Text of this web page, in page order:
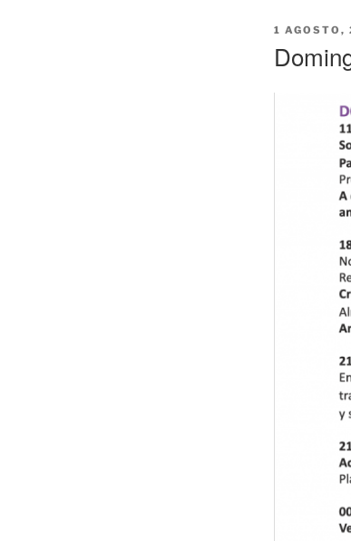
PUBLICADO
1 AGOSTO,